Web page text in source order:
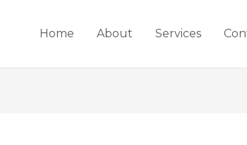
Home About Services